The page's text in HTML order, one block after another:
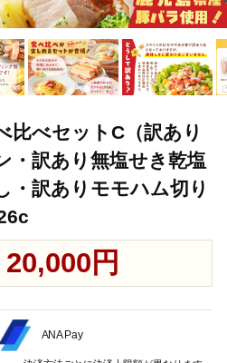
比べセットC（訳あり
・訳あり無塩せき乾塩
・訳ありモモハム切り
20,000円
ANA Pay